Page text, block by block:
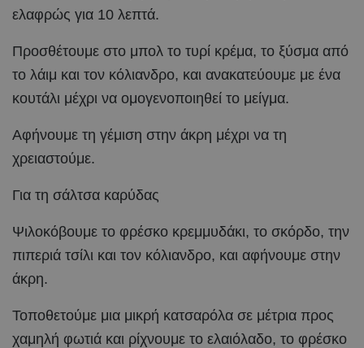
ελαφρώς για 10 λεπτά.
Προσθέτουμε στο μπολ το τυρί κρέμα, το ξύσμα από
το λάιμ και τον κόλιανδρο, και ανακατεύουμε με ένα
κουτάλι μέχρι να ομογενοποιηθεί το μείγμα.
Αφήνουμε τη γέμιση στην άκρη μέχρι να τη
χρειαστούμε.
Για τη σάλτσα καρύδας
Ψιλοκόβουμε το φρέσκο κρεμμυδάκι, το σκόρδο, την
πιπεριά τσίλι και τον κόλιανδρο, και αφήνουμε στην
άκρη.
Τοποθετούμε μια μικρή κατσαρόλα σε μέτρια προς
χαμηλή φωτιά και ρίχνουμε το ελαιόλαδο, το φρέσκο